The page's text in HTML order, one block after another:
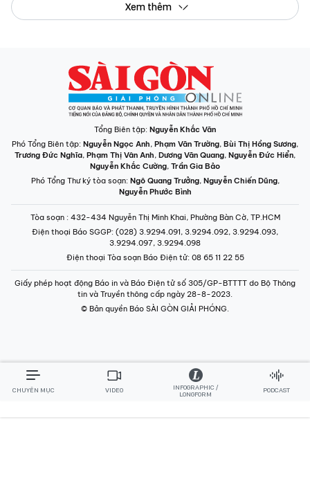
Xem thêm
Tổng Biên tập: Nguyễn Khắc Văn
Phó Tổng Biên tập: Nguyễn Ngọc Anh, Phạm Văn Trường, Bùi Thị Hồng Sương,
Trương Đức Nghĩa, Phạm Thị Vân Anh, Dương Văn Quang, Nguyễn Đức Hiển,
Nguyễn Khắc Cường, Trần Gia Bảo
Phó Tổng Thư ký tòa soạn: Ngô Quang Trưởng, Nguyễn Chiến Dũng,
Nguyễn Phước Bình
Tòa soạn : 432-434 Nguyễn Thị Minh Khai, Phường Bàn Cờ, TP.HCM
Điện thoại Báo SGGP: (028) 3.9294.091, 3.9294.092, 3.9294.093,
3.9294.097, 3.9294.098
Điện thoại Tòa soạn Báo Điện tử: 08 65 11 22 55
Giấy phép hoạt động Báo in và Báo Điện tử số 305/GP-BTTTT do Bộ Thông
tin và Truyền thông cấp ngày 28-8-2023.
© Bản quyền Báo SÀI GÒN GIẢI PHÓNG.
CHUYÊN MỤC VIDEO
INFOGRAPHIC /
LONGFORM
PODCAST